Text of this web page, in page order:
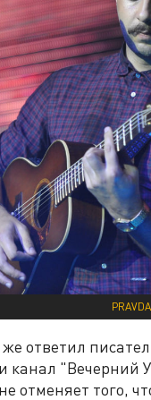
ответил
канал "Вечерний
отменяет того,